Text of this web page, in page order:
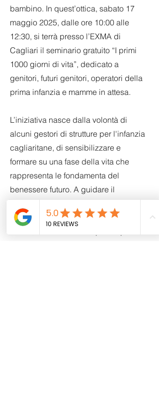
bambino. In quest’ottica, sabato 17
maggio 2025, dalle ore 10:00 alle
12:30, si terrà presso l’EXMA di
Cagliari il seminario gratuito “I primi
1000 giorni di vita”, dedicato a
genitori, futuri genitori, operatori della
prima infanzia e mamme in attesa.
L’iniziativa nasce dalla volontà di
alcuni gestori di strutture per l'infanzia
cagliaritane, di sensibilizzare e
formare su una fase della vita che
rappresenta le fondamenta del
benessere futuro. A guidare il
confronto saranno professioniste del
settore e la pedagogista Alessia